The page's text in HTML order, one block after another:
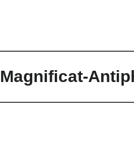
Magnificat-